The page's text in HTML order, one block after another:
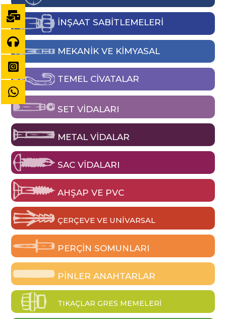
İNŞAAT SABİTLEMELERİ
MEKANIK VE KIMYASAL
TEMEL CIVATALAR
SET VIDALARI
METAL VIDALAR
SAC VIDALARI
AHŞAP VE PVC
ÇERÇEVE VE UNIVARSAL
PERÇIN SOMUNLARI
PINLER ANAHTARLAR
TIKAÇLAR GRES MEMELERI